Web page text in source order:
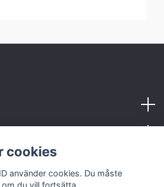
cookies
använder cookies. Du måste
du vill fortsätta.